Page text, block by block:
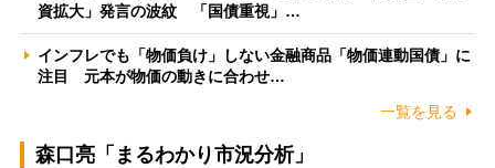
資拡大」発言の波紋 「国債重視」…
インフレでも「物価負け」しない金融商品「物価連動国債」に
注目 元本が物価の動きに合わせ…
一覧を見る
森口亮「まるわかり市況分析」